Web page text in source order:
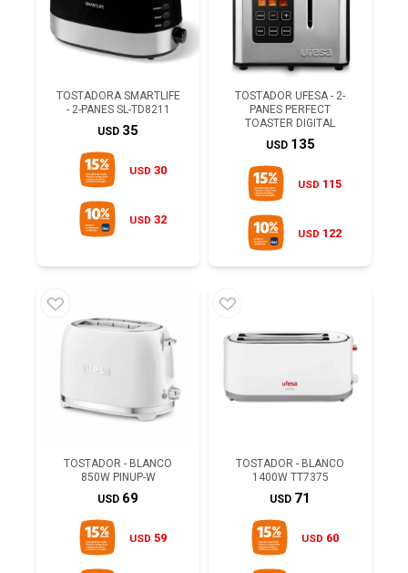
TOSTADORA SMARTLIFE
- 2-PANES SL-TD8211
USD 35
USD 30
USD 32
TOSTADOR UFESA - 2-
PANES PERFECT
TOASTER DIGITAL
USD 135
USD 115
USD 122
TOSTADOR - BLANCO
850W PINUP-W
USD 69
USD 59
TOSTADOR - BLANCO
1400W TT7375
USD 71
USD 60